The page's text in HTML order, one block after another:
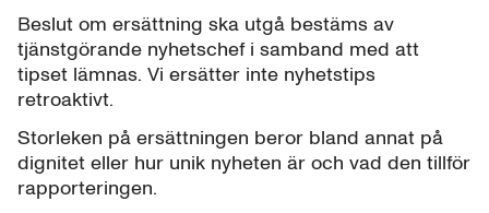
Beslut om ersättning ska utgå bestäms av
tjänstgörande nyhetschef i samband med att
tipset lämnas. Vi ersätter inte nyhetstips
retroaktivt.
Storleken på ersättningen beror bland annat på
dignitet eller hur unik nyheten är och vad den tillför
rapporteringen.